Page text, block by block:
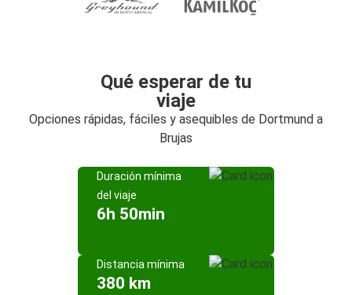
Qué esperar de tu
viaje
Opciones rápidas, fáciles y asequibles de Dortmund a
Brujas
Duración mínima
del viaje
6h 50min
Distancia mínima
380 km